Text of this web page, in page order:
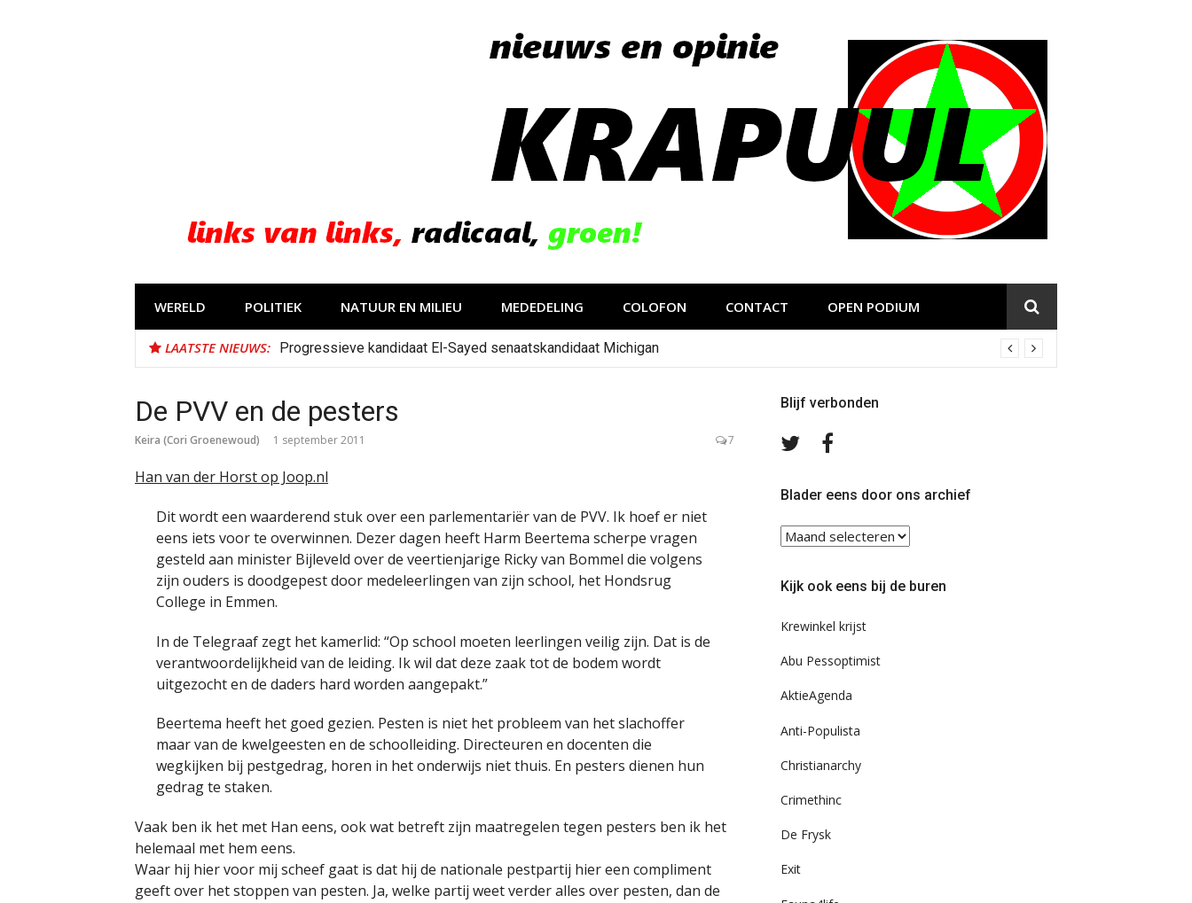
WERELD POLITIEK NATUUR EN MILIEU MEDEDELING COLOFON CONTACT OPEN PODIUM
LAATSTE NIEUWS: Progressieve kandidaat El-Sayed senaatskandidaat Michigan
De PVV en de pesters
Keira (Cori Groenewoud) 1 september 2011 7
Han van der Horst op Joop.nl
Dit wordt een waarderend stuk over een parlementariër van de PVV. Ik hoef er niet
eens iets voor te overwinnen. Dezer dagen heeft Harm Beertema scherpe vragen
gesteld aan minister Bijleveld over de veertienjarige Ricky van Bommel die volgens
zijn ouders is doodgepest door medeleerlingen van zijn school, het Hondsrug
College in Emmen.
In de Telegraaf zegt het kamerlid: “Op school moeten leerlingen veilig zijn. Dat is de
verantwoordelijkheid van de leiding. Ik wil dat deze zaak tot de bodem wordt
uitgezocht en de daders hard worden aangepakt.”
Beertema heeft het goed gezien. Pesten is niet het probleem van het slachoffer
maar van de kwelgeesten en de schoolleiding. Directeuren en docenten die
wegkijken bij pestgedrag, horen in het onderwijs niet thuis. En pesters dienen hun
gedrag te staken.
Vaak ben ik het met Han eens, ook wat betreft zijn maatregelen tegen pesters ben ik het
helemaal met hem eens.
Waar hij hier voor mij scheef gaat is dat hij de nationale pestpartij hier een compliment
geeft over het stoppen van pesten. Ja, welke partij weet verder alles over pesten, dan de
Blijf verbonden
Volg
TwitterFacebook
Blader eens door ons archief
Blader
eens
ons
Kijk ook eens bij de buren
Krewinkel krijst
Abu Pessoptimist
AktieAgenda
Anti-Populista
Christianarchy
Crimethinc
De Frysk
Exit